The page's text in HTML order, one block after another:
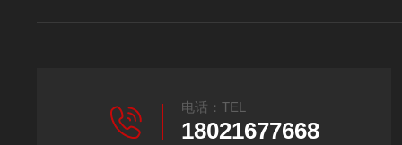
电话：TEL
18021677668